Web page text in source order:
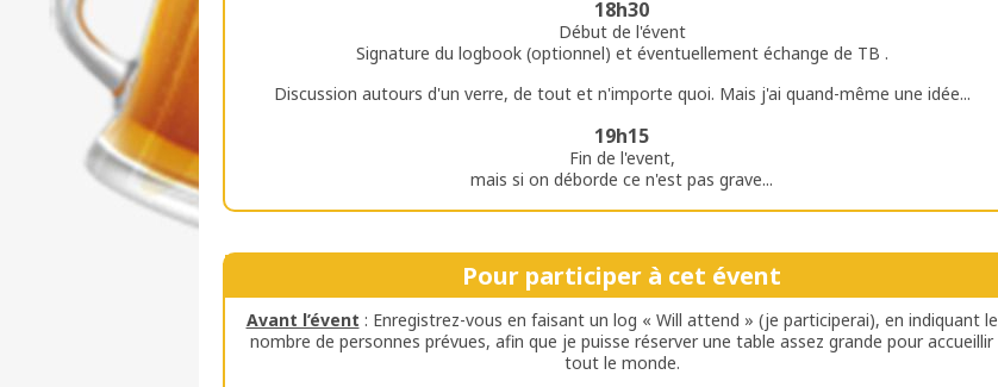
18h30
Début de l'évent
Signature du logbook (optionnel) et éventuellement échange de TB .
Discussion autours d'un verre, de tout et n'importe quoi. Mais j'ai quand-même une idée...
19h15
Fin de l'event,
mais si on déborde ce n'est pas grave...
Pour participer à cet évent
Avant l’évent : Enregistrez-vous en faisant un log « Will attend » (je participerai), en indiquant le
nombre de personnes prévues, afin que je puisse réserver une table assez grande pour accueillir
tout le monde.